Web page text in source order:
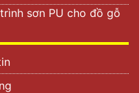
sơn PU cho đồ gỗ